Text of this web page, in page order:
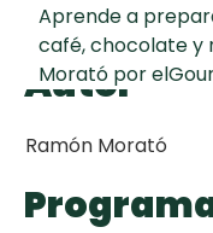
Aprende a
café, chocolate y
Morató por
Autor
Ramón Morató